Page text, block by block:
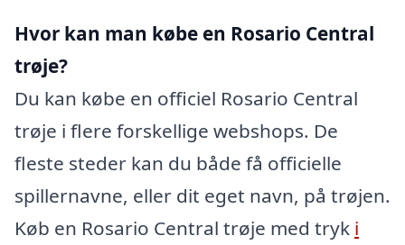
Hvor kan man købe en Rosario Central
trøje?
Du kan købe en officiel Rosario Central
trøje i flere forskellige webshops. De
fleste steder kan du både få officielle
spillernavne, eller dit eget navn, på trøjen.
Køb en Rosario Central trøje med tryk i